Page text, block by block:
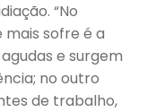
“No
sofre é a
e surgem
no outro
de trabalho,